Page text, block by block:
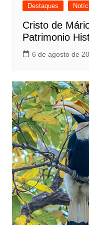
Destaques
Cristo de
Patrimonio
6 de agosto de